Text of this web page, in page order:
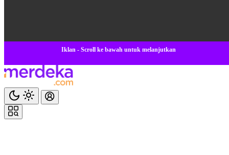
Iklan - Scroll ke bawah untuk melanjutkan